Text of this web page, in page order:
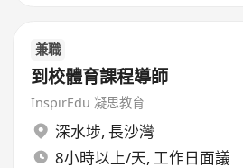
兼職
到校體育課程導師
InspirEdu 凝思教育
深水埗, 長沙灣
8小時以上/天, 工作日面議